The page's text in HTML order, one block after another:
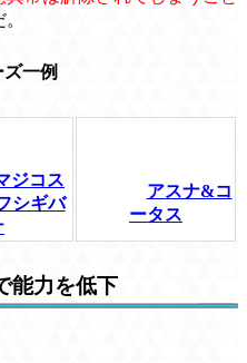
一例
ジコス
シギバ
アスナ&コ
ータス
能力を低下